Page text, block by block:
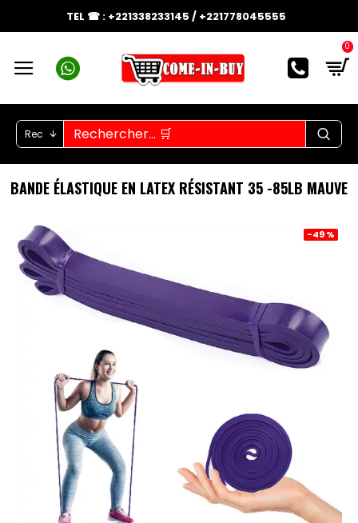
TEL ☎ : +221338233145 / +221778045555
0
Rec
BANDE ÉLASTIQUE EN LATEX RÉSISTANT 35 -85LB MAUVE
-49 %